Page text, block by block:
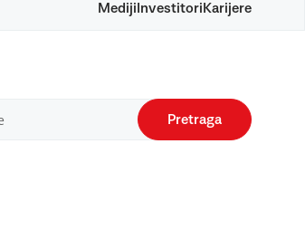
Mediji Investitori Karijere
Pretraga